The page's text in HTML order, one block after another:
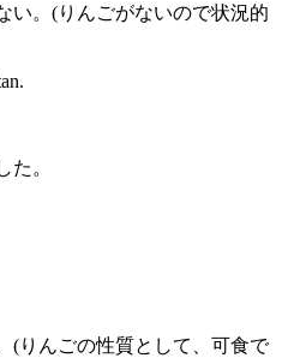
い。(りんごがないので状況的
た。
(りんごの性質として、可食で